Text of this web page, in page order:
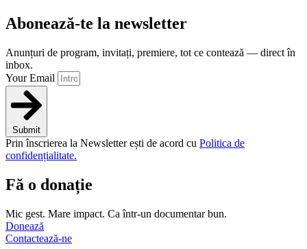
Abonează-te la newsletter
Anunțuri de program, invitați, premiere, tot ce contează — direct în
inbox.
Your Email
Submit
Prin înscrierea la Newsletter ești de acord cu Politica de
confidențialitate.
Fă o donație
Mic gest. Mare impact. Ca într-un documentar bun.
Donează
Contactează-ne